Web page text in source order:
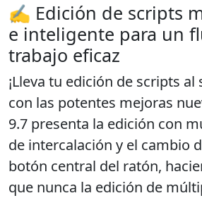
✍️ Edición de scripts
e inteligente para un
trabajo eficaz
¡Lleva tu edición de scripts
con las potentes mejoras
9.7 presenta la edición con
de intercalación y el cambio
botón central del ratón,
que nunca la edición de